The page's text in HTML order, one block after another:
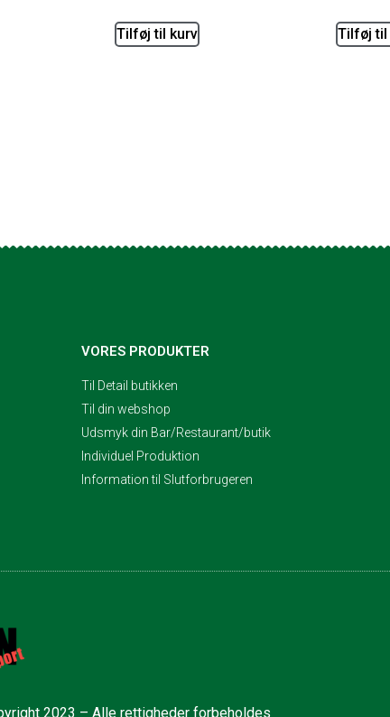
Tilføj til kurv Tilføj til
VORES PRODUKTER
Til Detail butikken
Til din webshop
Udsmyk din Bar/Restaurant/butik
Individuel Produktion
Information til Slutforbrugeren
2023 – Alle rettigheder forbeholdes